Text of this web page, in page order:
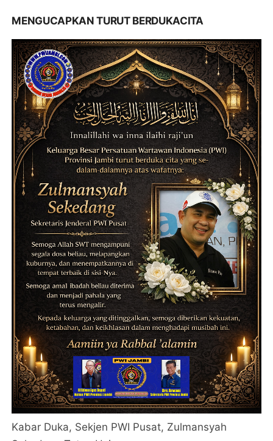
MENGUCAPKAN TURUT BERDUKACITA
Kabar Duka, Sekjen PWI Pusat, Zulmansyah